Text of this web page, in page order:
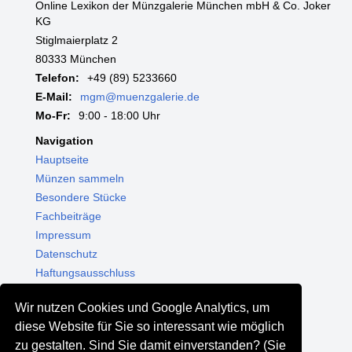
Wir nutzen Cookies und Google Analytics, um
diese Website für Sie so interessant wie möglich
zu gestalten. Sind Sie damit einverstanden? (Sie
Online Lexikon der Münzgalerie München mbH & Co. Joker
KG
Stiglmaierplatz 2
80333 München
Telefon:
+49 (89) 5233660
E-Mail:
mgm@muenzgalerie.de
Mo-Fr:
9:00 - 18:00 Uhr
Navigation
Hauptseite
Münzen sammeln
Besondere Stücke
Fachbeiträge
Impressum
Datenschutz
Haftungsausschluss
Shop - Online kaufen
Münzgalerie München